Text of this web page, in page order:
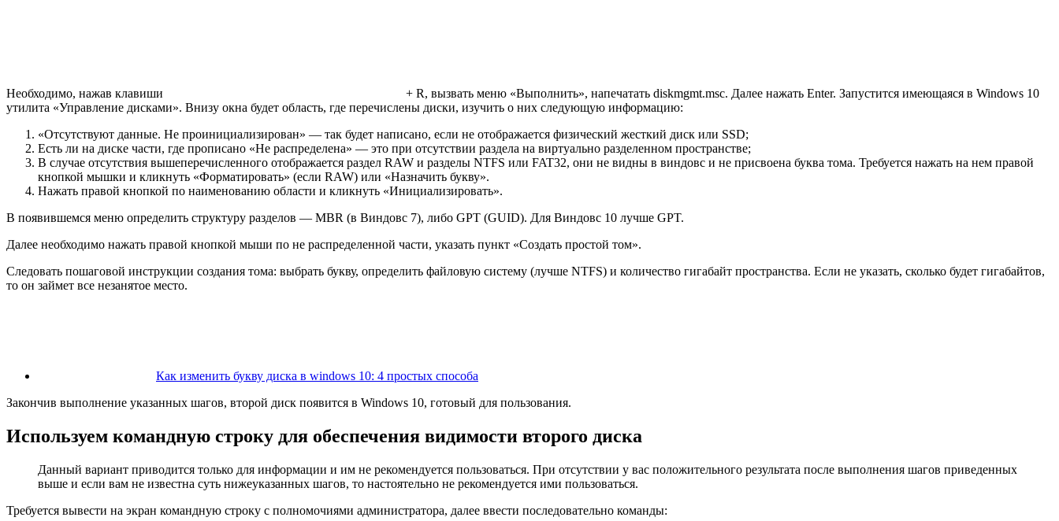
Необходимо, нажав клавиши + R, вызвать меню «Выполнить», напечатать diskmgmt.msc. Далее нажать Enter. Запустится имеющаяся в Windows 10
утилита «Управление дисками». Внизу окна будет область, где перечислены диски, изучить о них следующую информацию:
«Отсутствуют данные. Не проинициализирован» — так будет написано, если не отображается физический жесткий диск или SSD;
Есть ли на диске части, где прописано «Не распределена» — это при отсутствии раздела на виртуально разделенном пространстве;
В случае отсутствия вышеперечисленного отображается раздел RAW и разделы NTFS или FAT32, они не видны в виндовс и не присвоена буква тома. Требуется нажать на нем правой
кнопкой мышки и кликнуть «Форматировать» (если RAW) или «Назначить букву».
Нажать правой кнопкой по наименованию области и кликнуть «Инициализировать».
В появившемся меню определить структуру разделов — MBR (в Виндовс 7), либо GPT (GUID). Для Виндовс 10 лучше GPT.
Далее необходимо нажать правой кнопкой мыши по не распределенной части, указать пункт «Создать простой том».
Следовать пошаговой инструкции создания тома: выбрать букву, определить файловую систему (лучше NTFS) и количество гигабайт пространства. Если не указать, сколько будет гигабайтов,
то он займет все незанятое место.
Как изменить букву диска в windows 10: 4 простых способа
Закончив выполнение указанных шагов, второй диск появится в Windows 10, готовый для пользования.
Используем командную строку для обеспечения видимости второго диска
Данный вариант приводится только для информации и им не рекомендуется пользоваться. При отсутствии у вас положительного результата после выполнения шагов приведенных
выше и если вам не известна суть нижеуказанных шагов, то настоятельно не рекомендуется ими пользоваться.
Требуется вывести на экран командную строку с полномочиями администратора, далее ввести последовательно команды: